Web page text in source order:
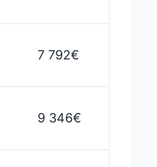
7 792€
9 346€